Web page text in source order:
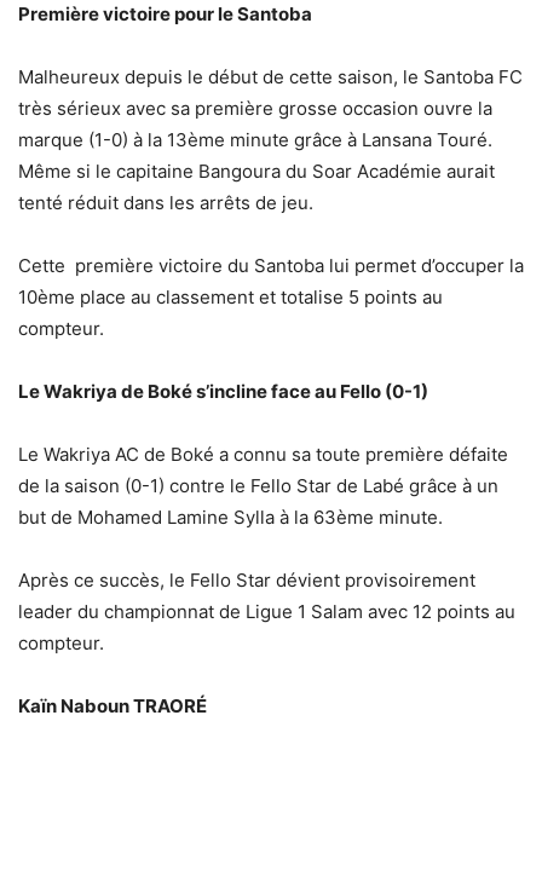
Première victoire pour le Santoba
Malheureux depuis le début de cette saison, le Santoba FC
très sérieux avec sa première grosse occasion ouvre la
marque (1-0) à la 13ème minute grâce à Lansana Touré.
Même si le capitaine Bangoura du Soar Académie aurait
tenté réduit dans les arrêts de jeu.
Cette première victoire du Santoba lui permet d’occuper la
10ème place au classement et totalise 5 points au
compteur.
Le Wakriya de Boké s’incline face au Fello (0-1)
Le Wakriya AC de Boké a connu sa toute première défaite
de la saison (0-1) contre le Fello Star de Labé grâce à un
but de Mohamed Lamine Sylla à la 63ème minute.
Après ce succès, le Fello Star dévient provisoirement
leader du championnat de Ligue 1 Salam avec 12 points au
compteur.
Kaïn Naboun TRAORÉ